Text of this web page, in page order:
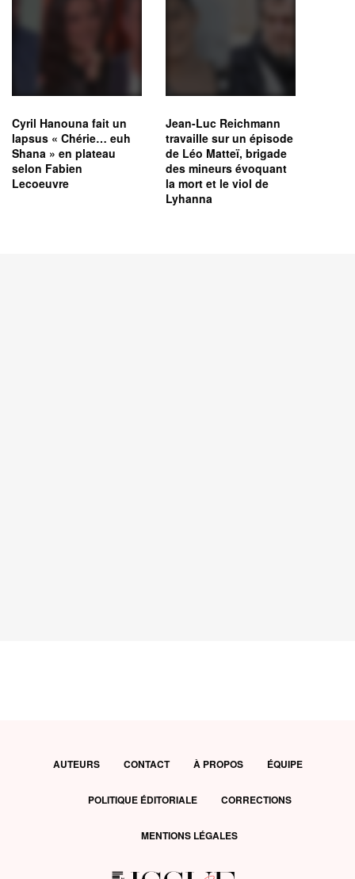
Cyril Hanouna fait un
lapsus « Chérie… euh
Shana » en plateau
selon Fabien
Lecoeuvre
Jean-Luc Reichmann
travaille sur un épisode
de Léo Matteï, brigade
des mineurs évoquant
la mort et le viol de
Lyhanna
AUTEURS CONTACT À PROPOS ÉQUIPE
POLITIQUE ÉDITORIALE CORRECTIONS
MENTIONS LÉGALES